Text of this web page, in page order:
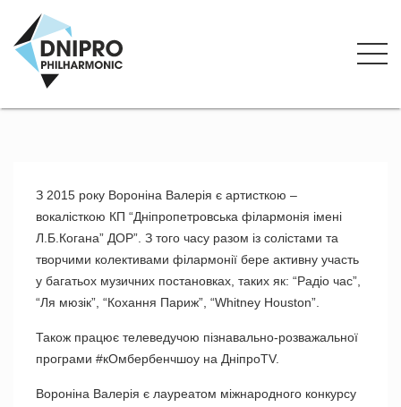
З 2015 року Вороніна Валерія є артисткою –
вокалісткою КП “Дніпропетровська філармонія імені
Л.Б.Когана” ДОР”. З того часу разом із солістами та
творчими колективами філармонії бере активну участь
у багатьох музичних постановках, таких як: “Радіо час”,
“Ля мюзік”, “Кохання Париж”, “Whitney Houston”.
Також працює телеведучою пізнавально-розважальної
програми #кОмбербенчшоу на ДніпроTV.
Вороніна Валерія є лауреатом міжнародного конкурсу